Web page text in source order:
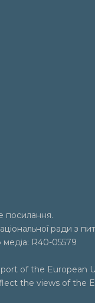
посилання.
ради з
медіа: R40-05579
of the European
the views of the